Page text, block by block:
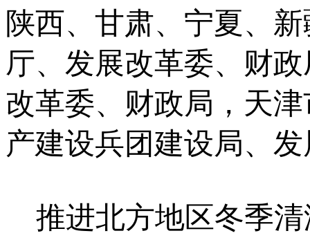
陕西、甘肃、宁夏、
厅、发展改革委、财
改革委、财政局，天
产建设兵团建设局、
推进北方地区冬季清